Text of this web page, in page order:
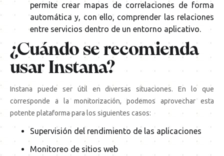
permite crear mapas de correlaciones de forma
automática y, con ello, comprender las relaciones
entre servicios dentro de un entorno aplicativo.
¿Cuándo se recomienda
usar Instana?
Instana puede ser útil en diversas situaciones. En lo que
corresponde a la monitorización, podemos aprovechar esta
potente plataforma para los siguientes casos:
Supervisión del rendimiento de las aplicaciones
Monitoreo de sitios web